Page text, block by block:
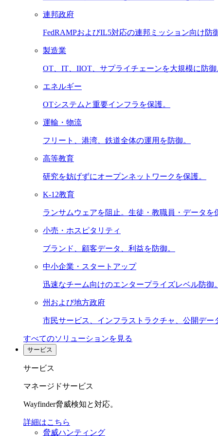
連邦政府
FedRAMPおよびIL5対応の連邦ミッション向け防御
製造業
OT、IT、IIOT、サプライチェーンを大規模に防御
エネルギー
OTシステムと重要インフラを保護。
運輸・物流
フリート、港湾、鉄道全体の運用を防御。
高等教育
研究を妨げずにオープンネットワークを保護。
K-12教育
ランサムウェアを阻止。生徒・教職員・データを
小売・ホスピタリティ
ブランド、顧客データ、利益を防御。
中小企業・スタートアップ
迅速なチーム向けのエンタープライズレベル防御。
州および地方政府
市民サービス、インフラストラクチャ、公開デー
すべてのソリューションを見る
サービス
サービス
マネージドサービス
Wayfinder脅威検知と対応。
詳細はこちら
脅威ハンティング